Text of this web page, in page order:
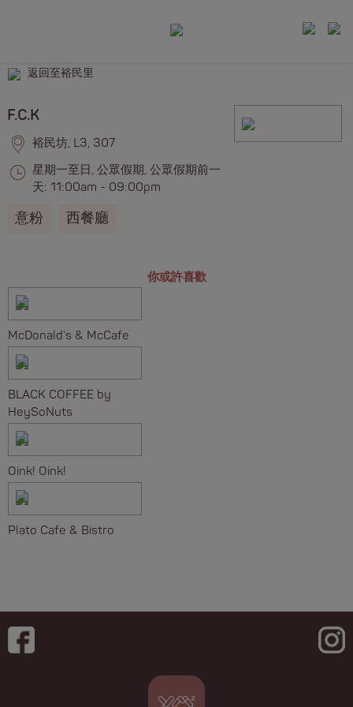
返回至裕民里
F.C.K
裕民坊, L3, 307
星期一至日, 公眾假期, 公眾假期前一
天: 11:00am - 09:00pm
意粉 西餐廳
你或許喜歡
McDonald’s & McCafe
BLACK COFFEE by
HeySoNuts
Oink! Oink!
Plato Cafe & Bistro